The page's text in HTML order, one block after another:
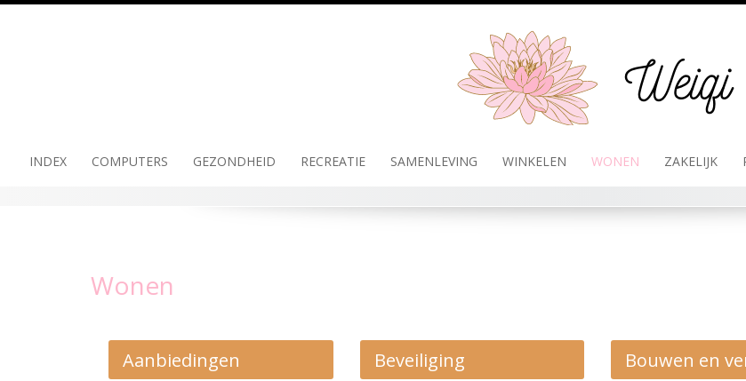
INDEX COMPUTERS GEZONDHEID RECREATIE SAMENLEVING WINKELEN WONEN ZAKELIJK
Wonen
Aanbiedingen Beveiliging Bouwen en